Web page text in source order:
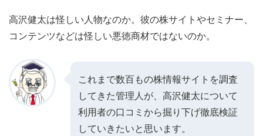
高沢健太は怪しい人物なのか。彼の株サイトやセミナー、
コンテンツなどは怪しい悪徳商材ではないのか。
これまで数百もの株情報サイトを調査
してきた管理人が、高沢健太について
利用者の口コミから掘り下げ徹底検証
していきたいと思います。